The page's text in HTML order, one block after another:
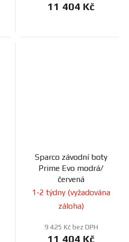
11 404 Kč
Sparco závodní boty
Prime Evo modrá/
červená
1-2 týdny (vyžadována
záloha)
9 425 Kč bez DPH
11 404 Kč